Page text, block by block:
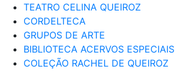
TEATRO CELINA QUEIROZ
CORDELTECA
GRUPOS DE ARTE
BIBLIOTECA ACERVOS ESPECIAIS
COLEÇÃO RACHEL DE QUEIROZ